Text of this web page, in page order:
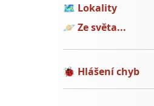
🗺 Lokality
🪐 Ze světa...
🐞 Hlášení chyb